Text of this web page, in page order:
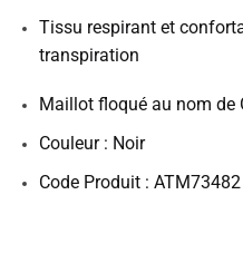
Tissu respirant et
transpiration
Maillot floqué au nom de
Couleur : Noir
Code Produit : ATM73482